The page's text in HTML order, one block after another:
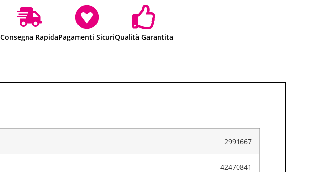
Consegna RapidaPagamenti SicuriQualità Garantita
2991667
42470841